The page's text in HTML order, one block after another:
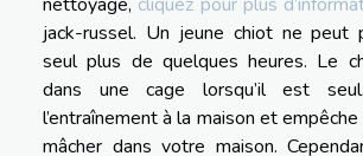
jack-russel. Un jeune chiot ne peut
seul plus de quelques heures. Le
dans une cage lorsqu’il est
l’entraînement à la maison et
mâcher dans votre maison.